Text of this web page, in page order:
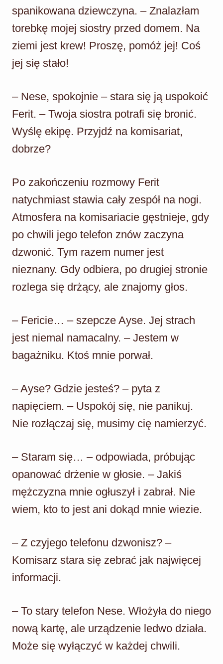
spanikowana dziewczyna. – Znalazłam
torebkę mojej siostry przed domem. Na
ziemi jest krew! Proszę, pomóż jej! Coś
jej się stało!
– Nese, spokojnie – stara się ją uspokoić
Ferit. – Twoja siostra potrafi się bronić.
Wyślę ekipę. Przyjdź na komisariat,
dobrze?
Po zakończeniu rozmowy Ferit
natychmiast stawia cały zespół na nogi.
Atmosfera na komisariacie gęstnieje, gdy
po chwili jego telefon znów zaczyna
dzwonić. Tym razem numer jest
nieznany. Gdy odbiera, po drugiej stronie
rozlega się drżący, ale znajomy głos.
– Fericie… – szepcze Ayse. Jej strach
jest niemal namacalny. – Jestem w
bagażniku. Ktoś mnie porwał.
– Ayse? Gdzie jesteś? – pyta z
napięciem. – Uspokój się, nie panikuj.
Nie rozłączaj się, musimy cię namierzyć.
– Staram się… – odpowiada, próbując
opanować drżenie w głosie. – Jakiś
mężczyzna mnie ogłuszył i zabrał. Nie
wiem, kto to jest ani dokąd mnie wiezie.
– Z czyjego telefonu dzwonisz? –
Komisarz stara się zebrać jak najwięcej
informacji.
– To stary telefon Nese. Włożyła do niego
nową kartę, ale urządzenie ledwo działa.
Może się wyłączyć w każdej chwili.